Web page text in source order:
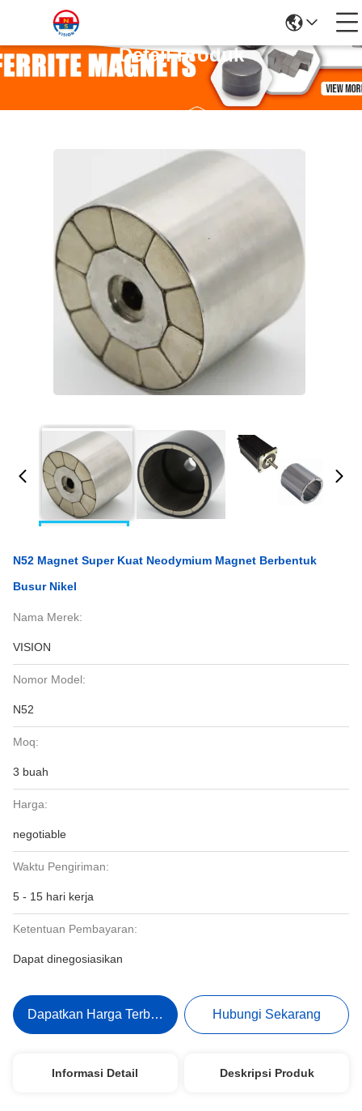
Detail Produk
N52 Magnet Super Kuat Neodymium Magnet Berbentuk
Busur Nikel
Nama Merek:
VISION
Nomor Model:
N52
Moq:
3 buah
Harga:
negotiable
Waktu Pengiriman:
5 - 15 hari kerja
Ketentuan Pembayaran:
Dapat dinegosiasikan
Dapatkan Harga Terbaik Hubungi Sekarang
Informasi Detail Deskripsi Produk